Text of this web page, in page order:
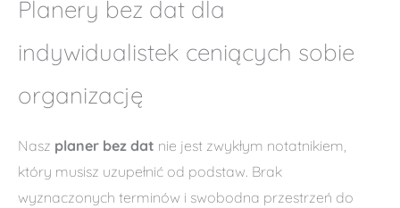
Planery bez dat dla
indywidualistek ceniących sobie
organizację
Nasz planer bez dat nie jest zwykłym notatnikiem,
który musisz uzupełnić od podstaw. Brak
wyznaczonych terminów i swobodna przestrzeń do